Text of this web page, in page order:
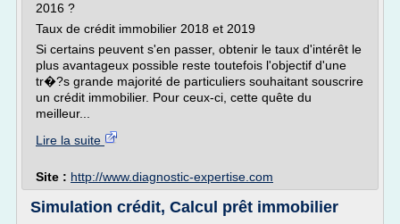
2016 ?
Taux de crédit immobilier 2018 et 2019
Si certains peuvent s'en passer, obtenir le taux d'intérêt le
plus avantageux possible reste toutefois l'objectif d'une
tr�?s grande majorité de particuliers souhaitant souscrire
un crédit immobilier. Pour ceux-ci, cette quête du
meilleur...
Lire la suite
Site : http://www.diagnostic-expertise.com
Simulation crédit, Calcul prêt immobilier